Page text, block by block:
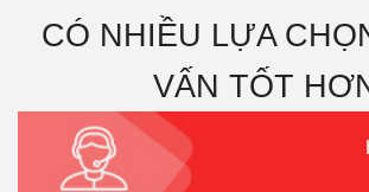
CÓ NHIỀU LỰA
VẤN TỐT